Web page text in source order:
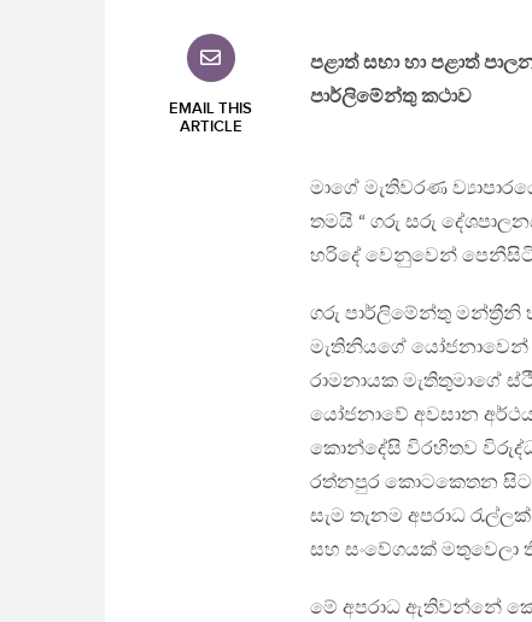
EMAIL THIS
ARTICLE
පළාත් සභා හා පළාත්
පාර්ලිමේන්තු කථාව
මාගේ මැතිවරණ
තමයි “ ගරු සරු
හරිදේ වෙනුවෙන්
ගරු පාර්ලිමේන්තු මන්ත්‍රීනි
මැතිනියගේ
රාමනායක මැතිතුමාගේ
යෝජනාවේ අවසාන
කොන්දේසි විරහිතව
රත්නපුර කොටකෙතන සිට
සැම තැනම අපරාධ
සහ සංවේගයක් මතුවෙලා
මේ අපරාධ ඇතිවන්නේ